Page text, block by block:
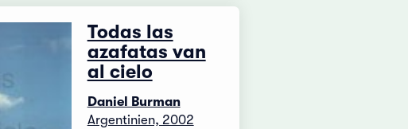
Todas las
azafatas van
al cielo
Daniel Burman
Argentinien, 2002